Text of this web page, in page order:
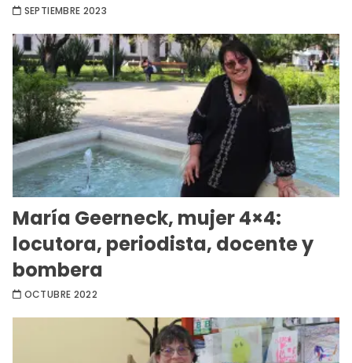
SEPTIEMBRE 2023
María Geerneck, mujer 4×4:
locutora, periodista, docente y
bombera
OCTUBRE 2022